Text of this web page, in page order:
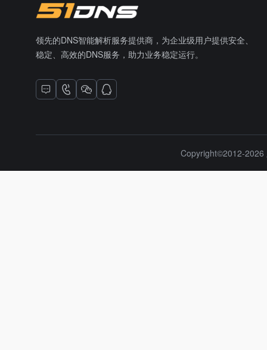
领先的DNS智能解析服务提供商，为企业级用户提供安全、
稳定、高效的DNS服务，助力业务稳定运行。
Copyright©2012-2026